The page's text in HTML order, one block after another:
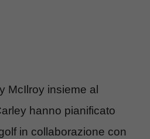
McIlroy insieme al
hanno pianificato
in collaborazione con